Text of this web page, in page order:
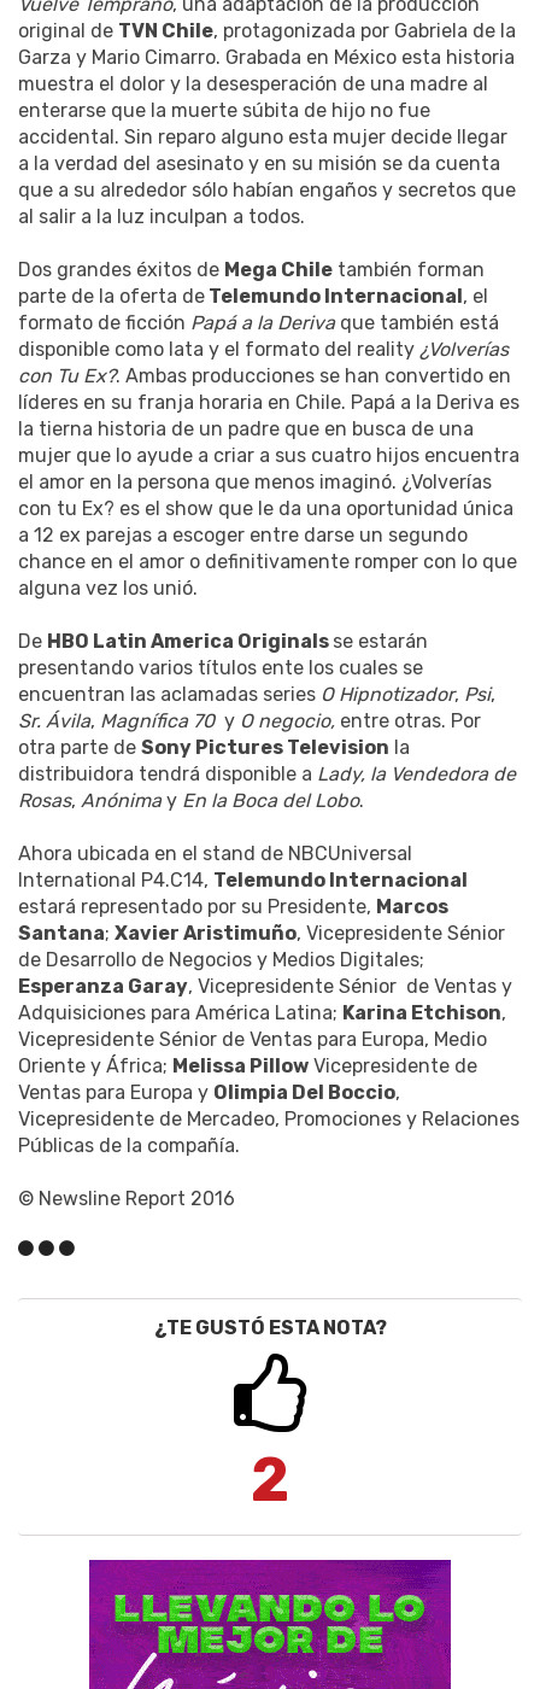
original de TVN Chile, protagonizada por Gabriela de la
Garza y Mario Cimarro. Grabada en México esta historia
muestra el dolor y la desesperación de una madre al
enterarse que la muerte súbita de hijo no fue
accidental. Sin reparo alguno esta mujer decide llegar
a la verdad del asesinato y en su misión se da cuenta
que a su alrededor sólo habían engaños y secretos que
al salir a la luz inculpan a todos.
Dos grandes éxitos de Mega Chile también forman
parte de la oferta de Telemundo Internacional, el
formato de ficción Papá a la Derivaque también está
disponible como lata y el formato del reality ¿Volverías
con Tu Ex?. Ambas producciones se han convertido en
líderes en su franja horaria en Chile. Papá a la Deriva es
la tierna historia de un padre que en busca de una
mujer que lo ayude a criar a sus cuatro hijos encuentra
el amor en la persona que menos imaginó. ¿Volverías
con tu Ex? es el show que le da una oportunidad única
a 12 ex parejas a escoger entre darse un segundo
chance en el amor o definitivamente romper con lo que
alguna vez los unió.
De HBO Latin America Originals se estarán
presentando varios títulos ente los cuales se
encuentran las aclamadas series O Hipnotizador, Psi,
Sr. Ávila, Magnífica 70y O negocio, entre otras. Por
otra parte de Sony Pictures Television la
distribuidora tendrá disponible a Lady, la Vendedora de
Rosas, Anónimay En la Boca del Lobo.
Ahora ubicada en el stand de NBCUniversal
International P4.C14, Telemundo Internacional
estará representado por su Presidente, Marcos
Santana; Xavier Aristimuño, Vicepresidente Sénior
de Desarrollo de Negocios y Medios Digitales;
Esperanza Garay, Vicepresidente Sénior de Ventas y
Adquisiciones para América Latina; Karina Etchison,
Vicepresidente Sénior de Ventas para Europa, Medio
Oriente y África; Melissa Pillow Vicepresidente de
Ventas para Europa y Olimpia Del Boccio,
Vicepresidente de Mercadeo, Promociones y Relaciones
Públicas de la compañía.
© Newsline Report 2016
¿TE GUSTÓ ESTA NOTA?
2